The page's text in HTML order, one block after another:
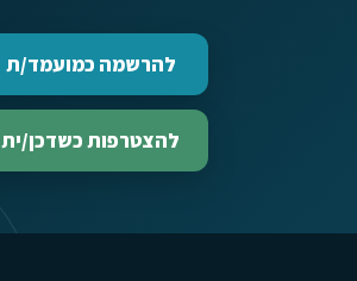
להרשמה כמועמד/ת
להצטרפות כשדכן/ית